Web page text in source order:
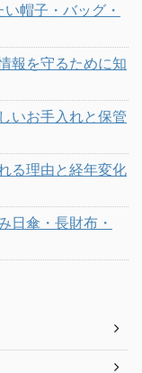
帽子・バッグ・
報を守るために知
いお手入れと保管
る理由と経年変化
日傘・長財布・